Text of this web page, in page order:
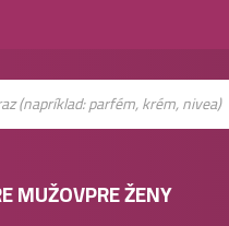
MUŽOVPRE ŽENY